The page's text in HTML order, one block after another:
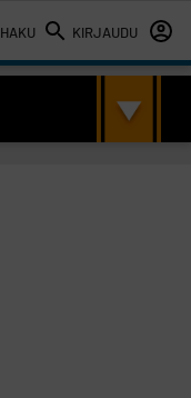
HAKU KIRJAUDU